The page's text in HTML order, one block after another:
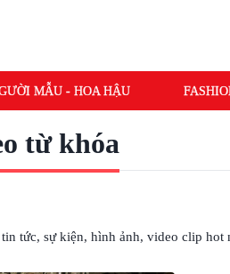
MẪU - HOA HẬU
từ khóa
tin tức, sự kiện, hình ảnh, video clip hot